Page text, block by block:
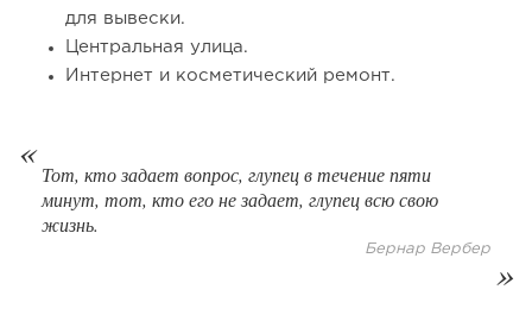
137
для вывески.
Центральная улица.
Интернет и косметический ремонт.
Тот, кто задает вопрос, глупец в течение пяти
минут, тот, кто его не задает, глупец всю свою
жизнь.
Бернар Вербер